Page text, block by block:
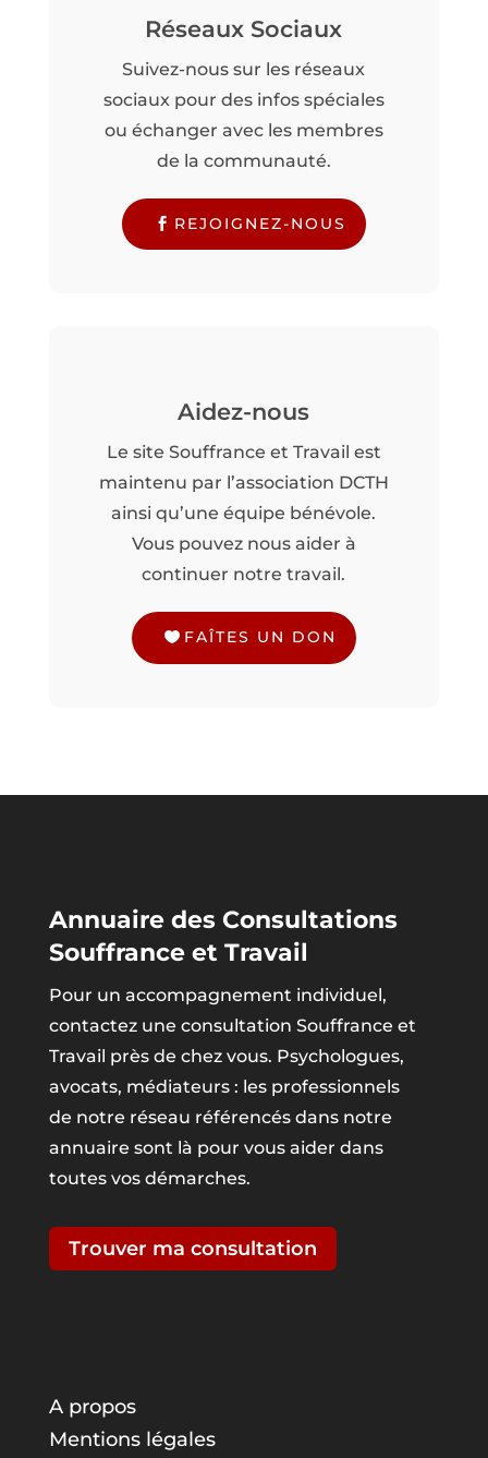
Réseaux Sociaux
Suivez-nous sur les réseaux
sociaux pour des infos spéciales
ou échanger avec les membres
de la communauté.
REJOIGNEZ-NOUS
Aidez-nous
Le site Souffrance et Travail est
maintenu par l’association DCTH
ainsi qu’une équipe bénévole.
Vous pouvez nous aider à
continuer notre travail.
FAÎTES UN DON
Annuaire des Consultations
Souffrance et Travail
Pour un accompagnement individuel,
contactez une consultation Souffrance et
Travail près de chez vous. Psychologues,
avocats, médiateurs : les professionnels
de notre réseau référencés dans notre
annuaire sont là pour vous aider dans
toutes vos démarches.
Trouver ma consultation
A propos
Mentions légales